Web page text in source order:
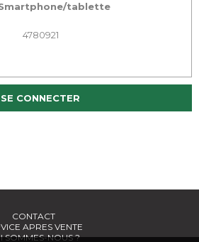
tablette
4780921
SE CONNECTER
CONTACT
APRES VENTE
SOMMES-NOUS ?